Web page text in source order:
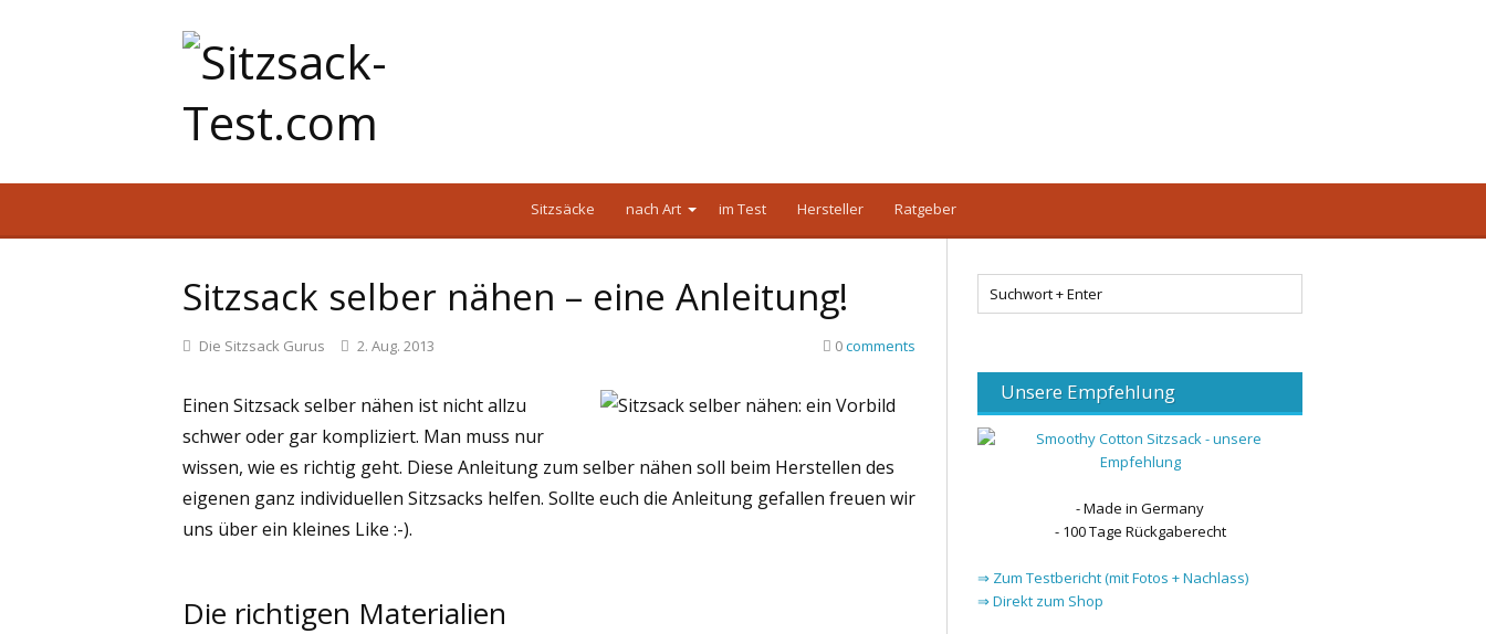
Sitzsäcke nach Art im Test Hersteller Ratgeber
Sitzsack selber nähen – eine Anleitung!
Die Sitzsack Gurus 2. Aug. 2013 0comments
Einen Sitzsack selber nähen ist nicht allzu
schwer oder gar kompliziert. Man muss nur
wissen, wie es richtig geht. Diese Anleitung zum selber nähen soll beim Herstellen des
eigenen ganz individuellen Sitzsacks helfen. Sollte euch die Anleitung gefallen freuen wir
uns über ein kleines Like :-).
Die richtigen Materialien
Unsere Empfehlung
- Made in Germany
- 100 Tage Rückgaberecht
⇒ Zum Testbericht (mit Fotos + Nachlass)
⇒ Direkt zum Shop